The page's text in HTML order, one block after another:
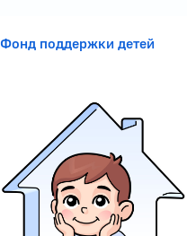
Фонд поддержки детей